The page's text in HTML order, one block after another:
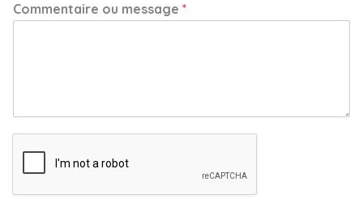
Commentaire ou message *